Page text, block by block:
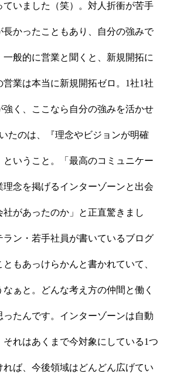
いました（笑）。対人折衝が苦手
かったこともあり、自分の強みで
般的に営業と聞くと、新規開拓に
業は本当に新規開拓ゼロ。1社1社
く、ここなら自分の強みを活かせ
たのは、『理念やビジョンが明確
いうこと。「最高のコミュニケー
念を掲げるインターゾーンと出会
があったのか」と正直驚きまし
ン・若手社員が書いているブログ
もあっけらかんと書かれていて、
ぁと。どんな考え方の仲間と働く
たんです。インターゾーンは自動
れはあくまで今対象にしている1つ
ば、今後領域はどんどん広げてい